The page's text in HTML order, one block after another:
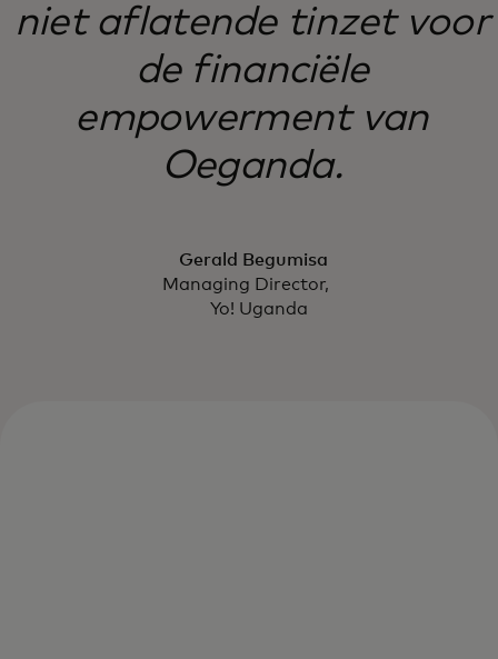
niet aflatende tinzet voor
de financiële
empowerment van
Oeganda.
Gerald Begumisa
Managing Director,
Yo! Uganda